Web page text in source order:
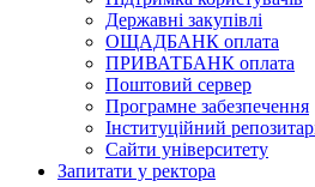
Державні закупівлі
ОЩАДБАНК оплата
ПРИВАТБАНК оплата
Поштовий сервер
Програмне забезпечення
Інституційний
Сайти університету
Запитати у ректора